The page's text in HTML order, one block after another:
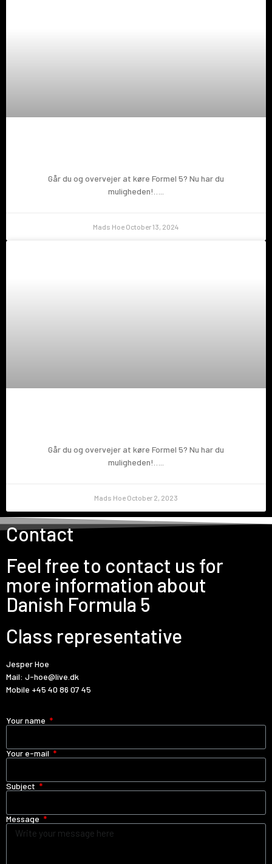
Går du og overvejer at køre Formel 5? Nu har du
muligheden!…..
Mads Hoe October 13, 2024
Går du og overvejer at køre Formel 5? Nu har du
muligheden!…..
Mads Hoe October 2, 2023
Contact
Feel free to contact us for
more information about
Danish Formula 5
Class representative
Jesper Hoe
Mail: J-hoe@live.dk
Mobile +45 40 86 07 45
Your name
Your e-mail
Subject
Message